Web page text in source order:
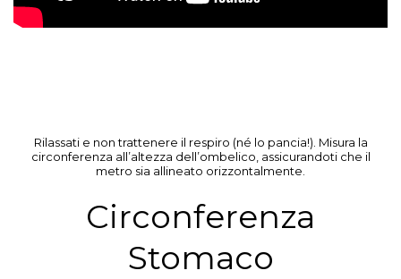
Rilassati e non trattenere il respiro (né lo pancia!). Misura la
circonferenza all’altezza dell’ombelico, assicurandoti che il
metro sia allineato orizzontalmente.
Circonferenza
Stomaco